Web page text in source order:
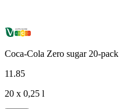
Coca-Cola Zero sugar 20-pack
11 .85
20 x 0,25 l